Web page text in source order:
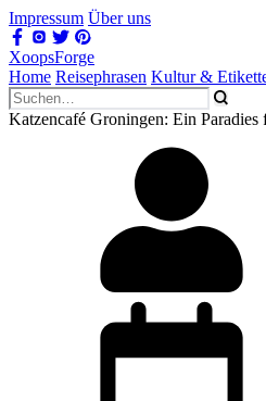
Impressum Über uns
XoopsForge
Home Reisephrasen Kultur &
Katzencafé Groningen: Ein Paradies